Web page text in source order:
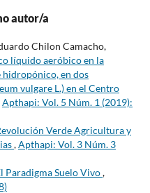
autor/a
Chilon Camacho,
líquido aeróbico en la
en dos
vulgare L.) en el Centro
Apthapi: Vol. 5 Núm. 1 (2019):
Verde Agricultura y
,Apthapi: Vol. 3 Núm. 3
Paradigma Suelo Vivo,